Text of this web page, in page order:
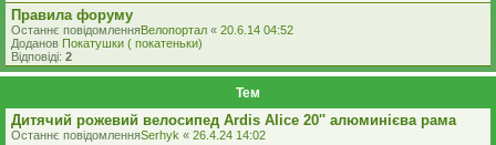
Правила форуму
Останнє повідомленняВелопортал « 20.6.14 04:52
Доданов Покатушки ( покатеньки)
Відповіді: 2
Тем
Дитячий рожевий велосипед Ardis Alice 20'' алюминієва рама
Останнє повідомленняSerhyk « 26.4.24 14:02